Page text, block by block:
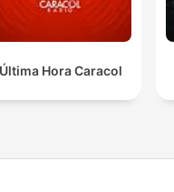
Última Hora Caracol